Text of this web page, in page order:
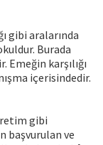
gibi aralarında
Burada
karşılığı
içerisindedir.
gibi
başvurulan ve